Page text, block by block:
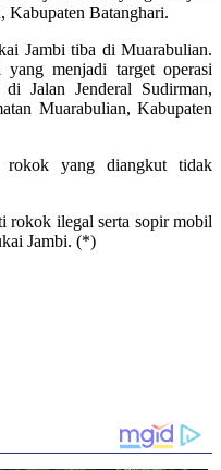
Kabupaten Batanghari.
Jambi tiba di Muarabulian.
menjadi target operasi
Jalan Jenderal Sudirman,
Muarabulian, Kabupaten
rokok yang diangkut tidak
rokok ilegal serta sopir mobil
Jambi. (*)